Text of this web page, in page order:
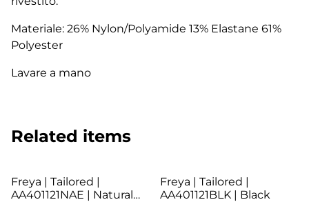
Materiale: 26% Nylon/Polyamide 13% Elastane 61%
Polyester
Lavare a mano
Related items
Freya | Tailored |
AA401121NAE | Natural
Freya | Tailored |
AA401121BLK | Black